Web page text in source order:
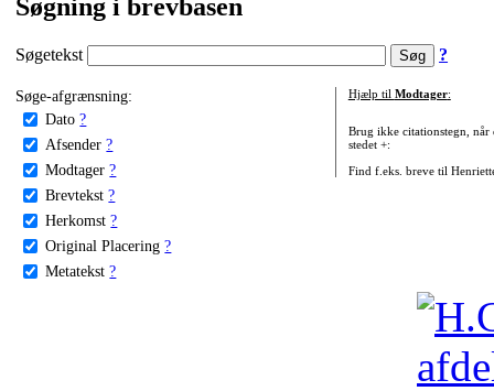
Søgning i brevbasen
Søgetekst ?
Søge-afgrænsning:
Dato ?
Afsender ?
Modtager ?
Brevtekst ?
Herkomst ?
Original Placering ?
Metatekst ?
Hjælp til Modtager:
Brug ikke citationstegn, når
stedet +:
Find f.eks. breve til